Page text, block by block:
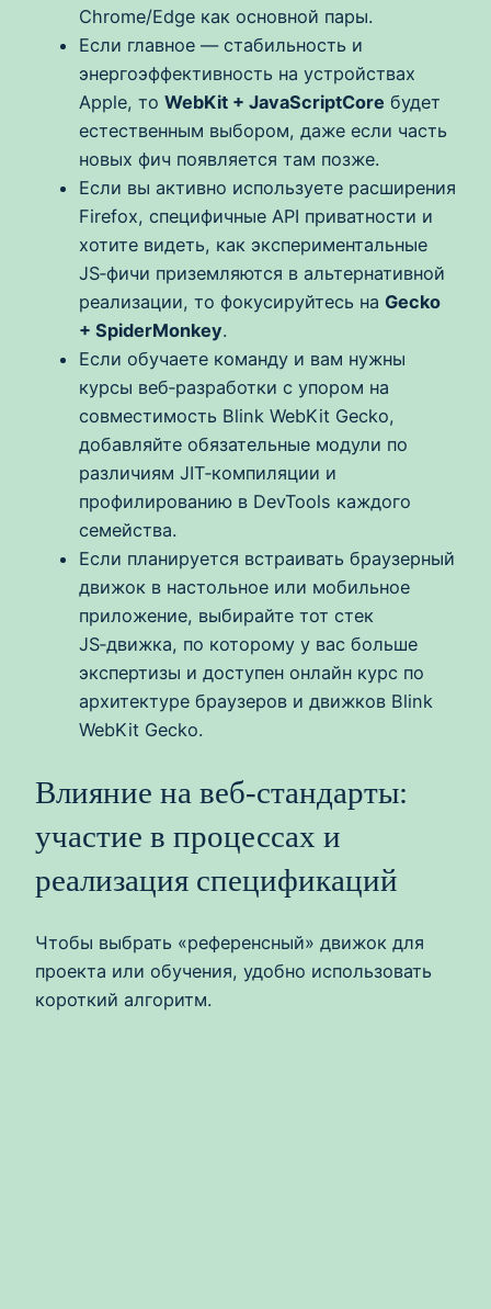
Chrome/Edge как основной пары.
Если главное — стабильность и
энергоэффективность на устройствах
Apple, то WebKit + JavaScriptCore будет
естественным выбором, даже если часть
новых фич появляется там позже.
Если вы активно используете расширения
Firefox, специфичные API приватности и
хотите видеть, как экспериментальные
JS‑фичи приземляются в альтернативной
реализации, то фокусируйтесь на Gecko
+ SpiderMonkey.
Если обучаете команду и вам нужны
курсы веб‑разработки с упором на
совместимость Blink WebKit Gecko,
добавляйте обязательные модули по
различиям JIT‑компиляции и
профилированию в DevTools каждого
семейства.
Если планируется встраивать браузерный
движок в настольное или мобильное
приложение, выбирайте тот стек
JS‑движка, по которому у вас больше
экспертизы и доступен онлайн курс по
архитектуре браузеров и движков Blink
WebKit Gecko.
Влияние на веб‑стандарты:
участие в процессах и
реализация спецификаций
Чтобы выбрать «референсный» движок для
проекта или обучения, удобно использовать
короткий алгоритм.